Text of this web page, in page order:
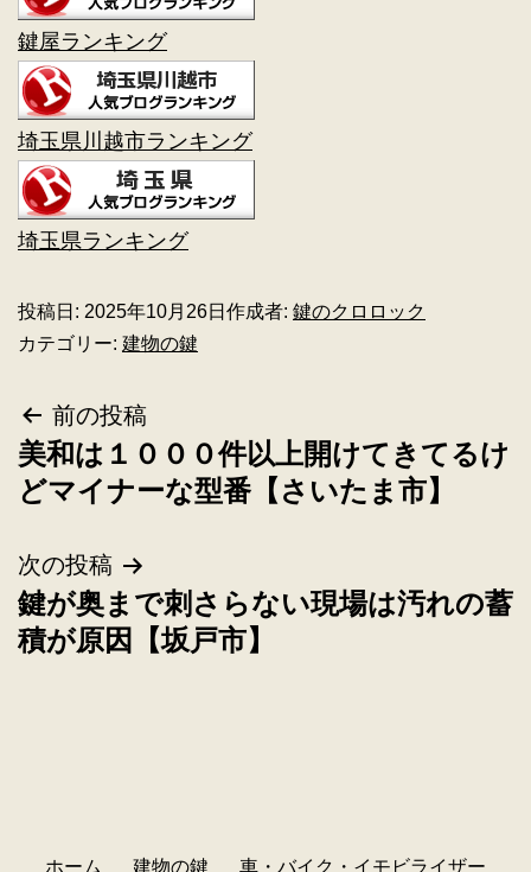
鍵屋ランキング
埼玉県川越市ランキング
埼玉県ランキング
投稿日: 2025年10月26日 作成者: 鍵のクロロック
カテゴリー: 建物の鍵
前の投稿
美和は１０００件以上開けてきてるけ
どマイナーな型番【さいたま市】
次の投稿
鍵が奥まで刺さらない現場は汚れの蓄
積が原因【坂戸市】
ホーム 建物の鍵 車・バイク・イモビライザー